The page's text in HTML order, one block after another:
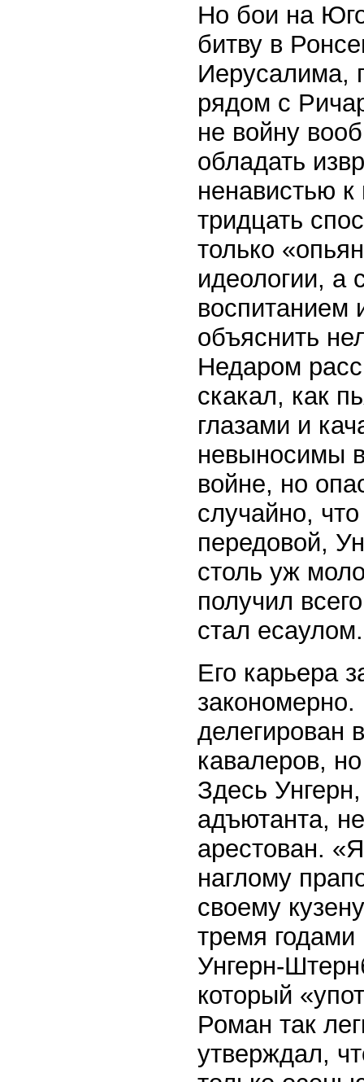
Но бои на
битву в
Иерусалима,
рядом с
не войну
обладать
ненавистью к
тридцать
только
идеологии, а
воспитанием
объяснить
Недаром
скакал, как
глазами и
невыносимы
войне, но
случайно,
передовой,
столь уж
получил
стал есаулом.
Его карьера
делегирован
кавалеров,
Здесь
адъютанта,
арестован.
наглому
своему
тремя
Унгерн-
который
Роман так
утверждал,